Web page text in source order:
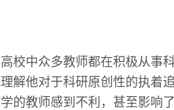
校中众多教师都在积极从事
解他对于科研原创性的执着
的教师感到不利，甚至影响